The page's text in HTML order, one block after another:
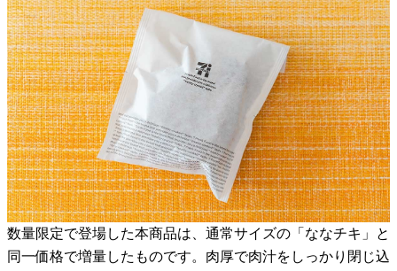
数量限定で登場した本商品は、通常サイズの「ななチキ」と
同一価格で増量したものです。肉厚で肉汁をしっかり閉じ込